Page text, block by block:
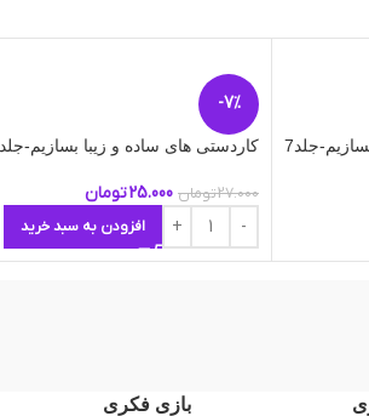
جلد7
-7%
کاردستی های ساده و زیبا بسازیم-جلد6
27.000تومان 25.000تومان
افزودن به سبد خرید
بازی فکری